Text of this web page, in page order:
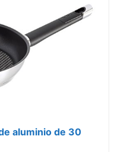
aluminio de 30